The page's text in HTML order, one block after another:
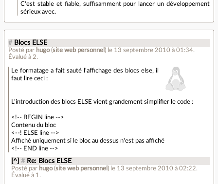
C'est stable et fiable, suffisamment pour lancer un développement
sérieux avec.
# Blocs ELSE
Posté par hugo(site web personnel ) le 13 septembre 2010 à 01:34.
Évalué à 2.
Le formatage a fait sauté l'affichage des blocs else, il
faut lire ceci :
L'introduction des blocs ELSE vient grandement simplifier le code :
<!-- BEGIN line -->
Contenu du bloc
<--! ELSE line -->
Affiché uniquement si le bloc au dessus n'est pas affiché
<!-- END line -->
[^] # Re: Blocs ELSE
Posté par hugo(site web personnel ) le 13 septembre 2010 à 02:22.
Évalué à 1 .